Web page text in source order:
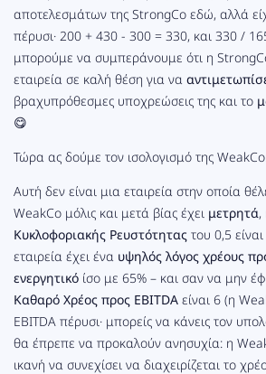
αποτελεσμάτων της StrongCo εδώ, αλλά
πέρυσι· 200 + 430 - 300 = 330, και 330 /
μπορούμε να συμπεράνουμε ότι η
εταιρεία σε καλή θέση για να
βραχυπρόθεσμες υποχρεώσεις της και το
😋
Τώρα ας δούμε τον ισολογισμό της
Αυτή δεν είναι μια εταιρεία στην οποία
WeakCo μόλις και μετά βίας έχει μετρητά,
Κυκλοφοριακής Ρευστότητας του 0,5
εταιρεία έχει ένα υψηλός λόγος χρέους
ενεργητικό ίσο με 65% – και σαν να μην
Καθαρό Χρέος προς EBITDA είναι 6 (η
EBITDA πέρυσι· μπορείς να κάνεις τον
θα έπρεπε να προκαλούν ανησυχία: η
ικανή να συνεχίσει να διαχειρίζεται το